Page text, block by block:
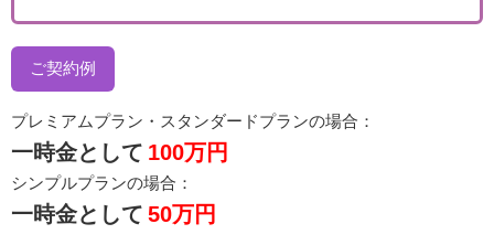
ご契約例
プレミアムプラン・スタンダードプランの場合：
一時金として 100万円
シンプルプランの場合：
一時金として 50万円